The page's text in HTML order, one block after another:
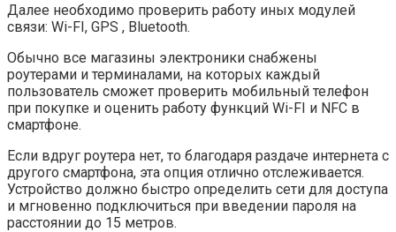
Далее необходимо проверить работу иных модулей
связи: Wi-FI, GPS , Bluetooth.
Обычно все магазины электроники снабжены
роутерами и терминалами, на которых каждый
пользователь сможет проверить мобильный телефон
при покупке и оценить работу функций Wi-FI и NFC в
смартфоне.
Если вдруг роутера нет, то благодаря раздаче интернета с
другого смартфона, эта опция отлично отслеживается.
Устройство должно быстро определить сети для доступа
и мгновенно подключиться при введении пароля на
расстоянии до 15 метров.